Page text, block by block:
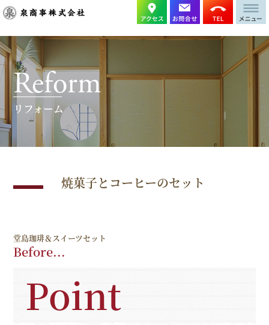
Reform
リフォーム
焼菓子とコーヒーのセット
堂島珈琲＆スイーツセット
Before...
Point